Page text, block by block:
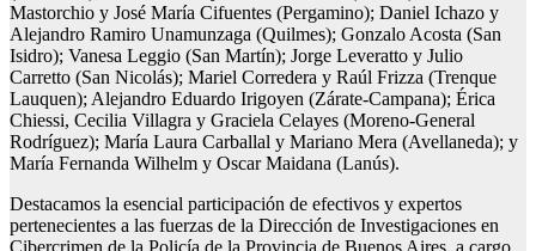
Mastorchio y José María Cifuentes (Pergamino); Daniel Ichazo y
Alejandro Ramiro Unamunzaga (Quilmes); Gonzalo Acosta (San
Isidro); Vanesa Leggio (San Martín); Jorge Leveratto y Julio
Carretto (San Nicolás); Mariel Corredera y Raúl Frizza (Trenque
Lauquen); Alejandro Eduardo Irigoyen (Zárate-Campana); Érica
Chiessi, Cecilia Villagra y Graciela Celayes (Moreno-General
Rodríguez); María Laura Carballal y Mariano Mera (Avellaneda); y
María Fernanda Wilhelm y Oscar Maidana (Lanús).
Destacamos la esencial participación de efectivos y expertos
pertenecientes a las fuerzas de la Dirección de Investigaciones en